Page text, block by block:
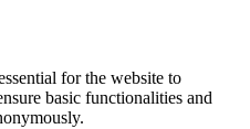
for the website to
basic functionalities and